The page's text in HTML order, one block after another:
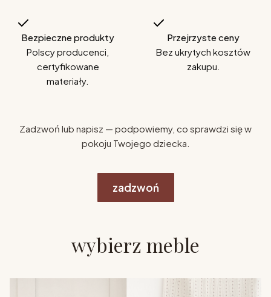
Bezpieczne produkty
Polscy producenci,
certyfikowane
materiały.
Przejrzyste ceny
Bez ukrytych kosztów
zakupu.
Zadzwoń lub napisz — podpowiemy, co sprawdzi się w
pokoju Twojego dziecka.
zadzwoń
wybierz meble